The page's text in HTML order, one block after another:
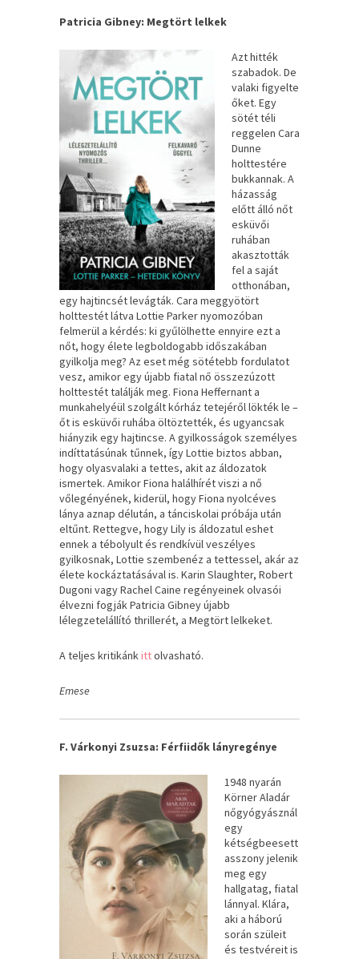
Patricia Gibney: Megtört lelkek
Azt ​hitték
szabadok. De
valaki figyelte
őket. Egy
sötét téli
reggelen Cara
Dunne
holttestére
bukkannak. A
házasság
előtt álló nőt
esküvői
ruhában
akasztották
fel a saját
otthonában,
egy hajtincsét levágták. Cara meggyötört
holttestét látva Lottie Parker nyomozóban
felmerül a kérdés: ki gyűlölhette ennyire ezt a
nőt, hogy élete legboldogabb időszakában
gyilkolja meg? Az eset még sötétebb fordulatot
vesz, amikor egy újabb fiatal nő összezúzott
holttestét találják meg. Fiona Heffernant a
munkahelyéül szolgált kórház tetejéről lökték le –
őt is esküvői ruhába öltöztették, és ugyancsak
hiányzik egy hajtincse. A gyilkosságok személyes
indíttatásúnak tűnnek, így Lottie biztos abban,
hogy olyasvalaki a tettes, akit az áldozatok
ismertek. Amikor Fiona halálhírét viszi a nő
vőlegényének, kiderül, hogy Fiona nyolcéves
lánya aznap délután, a tánciskolai próbája után
eltűnt. Rettegve, hogy Lily is áldozatul eshet
ennek a tébolyult és rendkívül veszélyes
gyilkosnak, Lottie szembenéz a tettessel, akár az
élete kockáztatásával is. Karin Slaughter, Robert
Dugoni vagy Rachel Caine regényeinek olvasói
élvezni fogják Patricia Gibney újabb
lélegzetelállító thrillerét, a Megtört lelkeket.
A teljes kritikánkittolvasható.
Emese
F. Várkonyi Zsuzsa: Férfiidők lányregénye
1948 nyarán
Körner Aladár
nőgyógyásznál
egy
kétségbeesett
asszony jelenik
meg egy
hallgatag, fiatal
lánnyal. Klára,
aki a háború
során szüleit
és testvéreit is